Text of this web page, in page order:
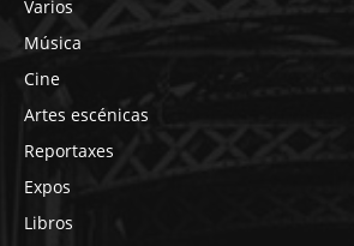
Varios
Música
Cine
Artes escénicas
Reportaxes
Expos
Libros